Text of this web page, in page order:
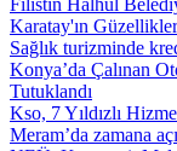
Filistin Halhul
Karatay'ın
Sağlık turizminde
Konya’da Çalınan
Tutuklandı
Kso, 7 Yıldızlı
Meram’da zamana